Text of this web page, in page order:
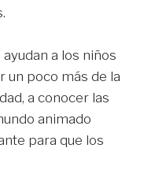
a los niños
un poco más de la
a conocer las
animado
para que los